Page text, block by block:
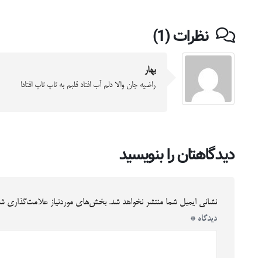
نظرات (1)
بهار
راضیه جان والا دلم آب افتاد قلبم به تاپ تاپ افتادا
دیدگاهتان را بنویسید
نشانی ایمیل شما منتشر نخواهد شد. بخش‌های موردنیاز علامت‌گذاری
دیدگاه *